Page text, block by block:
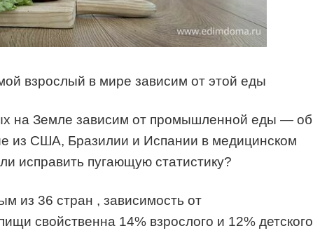
взрослый в мире зависим от этой еды
на Земле зависим от промышленной еды — об
из США, Бразилии и Испании в медицинском
исправить пугающую статистику?
из 36 стран , зависимость от
свойственна 14% взрослого и 12% детского